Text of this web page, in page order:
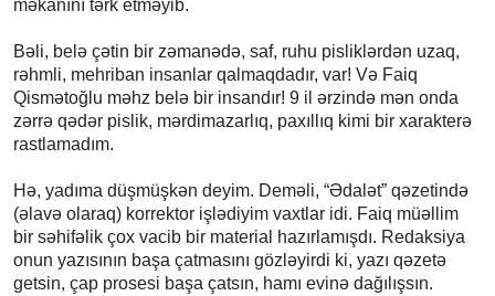
məkanını tərk etməyib.
Bəli, belə çətin bir zəmanədə, saf, ruhu pisliklərdən uzaq,
rəhmli, mehriban insanlar qalmaqdadır, var! Və Faiq
Qismətoğlu məhz belə bir insandır! 9 il ərzində mən onda
zərrə qədər pislik, mərdimazarlıq, paxıllıq kimi bir xarakterə
rastlamadım.
Hə, yadıma düşmüşkən deyim. Deməli, “Ədalət” qəzetində
(əlavə olaraq) korrektor işlədiyim vaxtlar idi. Faiq müəllim
bir səhifəlik çox vacib bir material hazırlamışdı. Redaksiya
onun yazısının başa çatmasını gözləyirdi ki, yazı qəzetə
getsin, çap prosesi başa çatsın, hamı evinə dağılışsın.